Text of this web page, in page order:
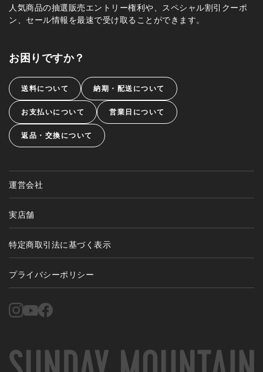
人気商品の抽選販売エントリー権利や、スペシャル割引クーポ
ン、セール情報を最速で受け取ることができます。
お困りですか？
送料について 納期・配送について
お支払いについて 営業日について
返品・交換について
運営会社
実店舗
特定商取引法に基づく表示
プライバシーポリシー